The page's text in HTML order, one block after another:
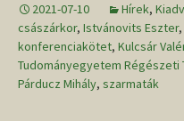
2021-07-10 Hírek,
császárkor, Istvánovits Eszter,
konferenciakötet, Kulcsár
Tudományegyetem Régészeti
Párducz Mihály, szarmaták